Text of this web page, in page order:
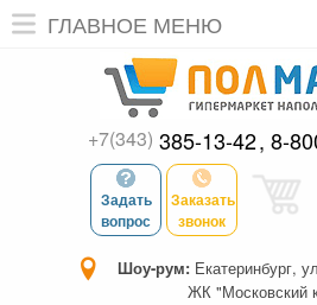
ГЛАВНОЕ МЕНЮ
+7(343) 385-13-42 8-
Задать
вопрос
Заказать
звонок
Шоу-рум: Екатеринбург,
ЖК "Московский